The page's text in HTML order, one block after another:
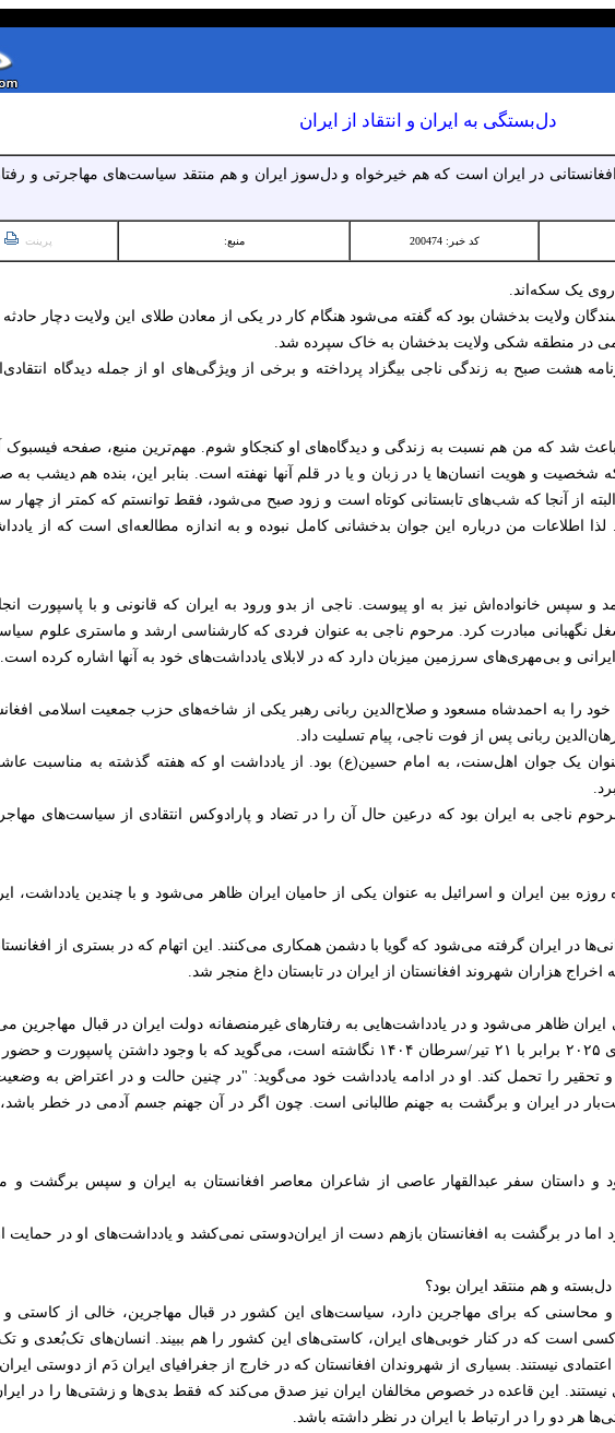
دل‌بستگی به ایران و انتقاد از ایران
در ایران است که هم خیرخواه و دل‌سوز ایران و هم منتقد سیاست‌های مهاجرتی و
کد خبر: 200474 منبع: پرینت
روی یک سکه‌اند.
ولایت بدخشان بود که گفته می‌شود هنگام کار در یکی از معادن طلای این ولایت دچار
در منطقه شکی ولایت بدخشان به خاک سپرده شد.
هشت صبح به زندگی ناجی بیگزاد پرداخته و برخی از ویژگی‌های او از جمله دیدگاه
شد که من هم نسبت به زندگی و دیدگاه‌های او کنجکاو شوم. مهم‌ترین منبع، صفحه
شخصیت و هویت انسان‌ها یا در زبان و یا در قلم آنها نهفته است. بنابر این، بنده هم دیشب به
از آنجا که شب‌های تابستانی کوتاه است و زود صبح می‌شود، فقط توانستم که کمتر از چهار
اطلاعات من درباره این جوان بدخشانی کامل نبوده و به اندازه مطالعه‌ای است که از
و سپس خانواده‌اش نیز به او پیوست. ناجی از بدو ورود به ایران که قانونی و با پاسپورت
نگهبانی مبادرت کرد. مرحوم ناجی به عنوان فردی که کارشناسی ارشد و ماستری علوم
ایرانی و بی‌مهری‌های سرزمین میزبان دارد که در لابلای یادداشت‌های خود به آنها اشاره کرده است.
را به احمدشاه مسعود و صلاح‌الدین ربانی رهبر یکی از شاخه‌های حزب جمعیت اسلامی
ربانی پس از فوت ناجی، پیام تسلیت داد.
یک جوان اهل‌سنت، به امام حسین(ع) بود. از یادداشت او که هفته گذشته به مناسبت
ناجی به ایران بود که درعین حال آن را در تضاد و پارادوکس انتقادی از سیاست‌های
بین ایران و اسرائیل به عنوان یکی از حامیان ایران ظاهر می‌شود و با چندین یادداشت،
در ایران گرفته می‌شود که گویا با دشمن همکاری می‌کنند. این اتهام که در بستری از
هزاران شهروند افغانستان از ایران در تابستان داغ منجر شد.
ظاهر می‌شود و در یادداشت‌هایی به رفتارهای غیرمنصفانه دولت ایران در قبال مهاجرین
در یکی از یادداشت‌های خود که در تاریخ ۱۲ جولای ۲۰۲۵ برابر با ۲۱ تیر/سرطان ۱۴۰۴ نگاشته است، می‌گوید که با وجود داشتن
و تحقیر را تحمل کند. او در ادامه یادداشت خود می‌گوید: "در چنین حالت و در اعتراض به
در ایران و برگشت به جهنم طالبانی است. چون اگر در آن جهنم جسم آدمی در خطر باشد،
و داستان سفر عبدالقهار عاصی از شاعران معاصر افغانستان به ایران و سپس برگشت و
در برگشت به افغانستان بازهم دست از ایران‌دوستی نمی‌کشد و یادداشت‌های او در حمایت از
و هم منتقد ایران بود؟
و محاسنی که برای مهاجرین دارد، سیاست‌های این کشور در قبال مهاجرین، خالی از کاستی
است که در کنار خوبی‌های ایران، کاستی‌های این کشور را هم ببیند. انسان‌های تک‌بُعدی و
نیستند. بسیاری از شهروندان افغانستان که در خارج از جغرافیای ایران دَم از دوستی
این قاعده در خصوص مخالفان ایران نیز صدق می‌کند که فقط بدی‌ها و زشتی‌ها را در ایران
دو را در ارتباط با ایران در نظر داشته باشد.